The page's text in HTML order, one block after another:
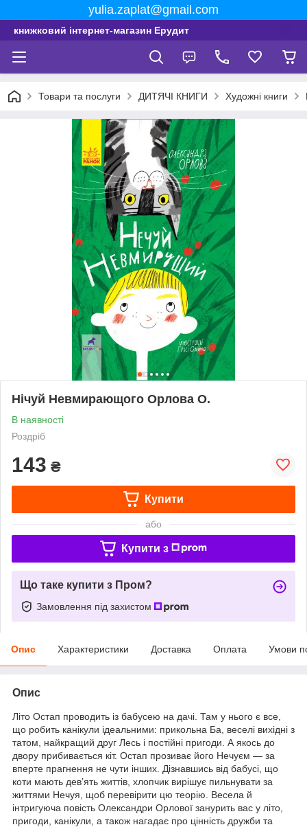
yulia.zaplat@gmail.com
книжковий інтернет-магазин Ерудит
Товари та послуги ДИТЯЧІ КНИГИ Художні книги
Нічуй Невмирающого Орлова О.
В наявності
Роздріб
143 ₴
Купити
або
Купити з
Що таке купити з Пром?
Замовлення під захистом
Опис Характеристики Доставка Оплата Умови
Опис
Літо Остап проводить із бабусею на дачі. Там у нього є все,
що робить канікули ідеальними: прикольна Ба, веселі вихідні з
татом, найкращий друг Лесь і постійні пригоди. А якось до
двору прибивається кіт. Остап прозиває його Нечуєм — за
вперте прагнення не чути інших. Дізнавшись від бабусі, що
коти мають дев’ять життів, хлопчик вирішує пильнувати за
життями Нечуя, щоб перевірити цю теорію. Весела й
інтригуюча повість Олександри Орлової занурить вас у літо,
пригоди, канікули, а також нагадає про цінність дружби та